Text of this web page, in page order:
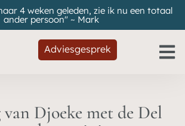
4 weken geleden, zie ik nu een totaal
ander persoon" ~ Mark
Adviesgesprek
Djoeke​ met de Del